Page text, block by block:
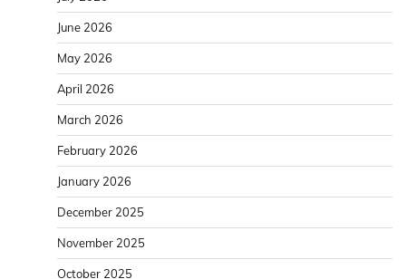
June 2026
May 2026
April 2026
March 2026
February 2026
January 2026
December 2025
November 2025
October 2025